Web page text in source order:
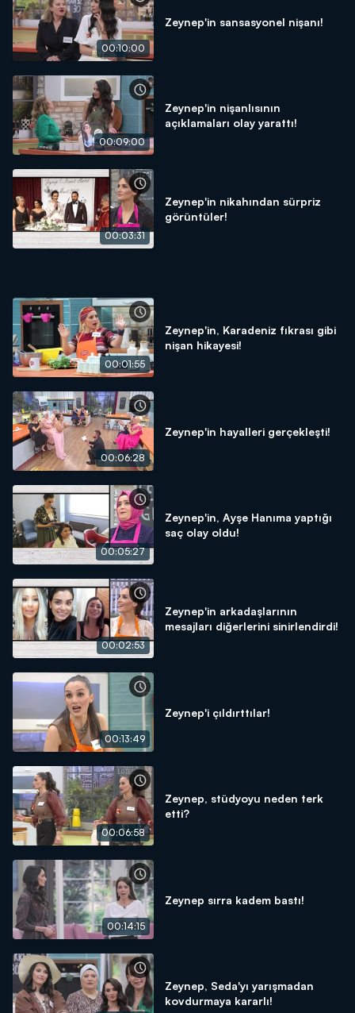
00:10:00
Zeynep'in sansasyonel nişanı!
00:09:00
Zeynep'in nişanlısının
açıklamaları olay yarattı!
00:03:31
Zeynep'in nikahından sürpriz
görüntüler!
00:01:55
Zeynep'in, Karadeniz fıkrası gibi
nişan hikayesi!
00:06:28
Zeynep'in hayalleri gerçekleşti!
00:05:27
Zeynep'in, Ayşe Hanıma yaptığı
saç olay oldu!
00:02:53
Zeynep'in arkadaşlarının
mesajları diğerlerini sinirlendirdi!
00:13:49
Zeynep'i çıldırttılar!
00:06:58
Zeynep, stüdyoyu neden terk
etti?
00:14:15
Zeynep sırra kadem bastı!
Zeynep, Seda'yı yarışmadan
kovdurmaya kararlı!